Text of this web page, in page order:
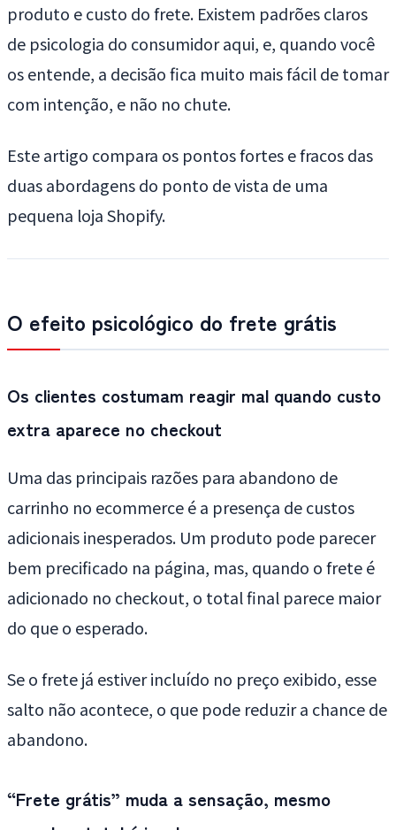
produto e custo do frete. Existem padrões claros
de psicologia do consumidor aqui, e, quando você
os entende, a decisão fica muito mais fácil de tomar
com intenção, e não no chute.
Este artigo compara os pontos fortes e fracos das
duas abordagens do ponto de vista de uma
pequena loja Shopify.
O efeito psicológico do frete grátis
Os clientes costumam reagir mal quando custo
extra aparece no checkout
Uma das principais razões para abandono de
carrinho no ecommerce é a presença de custos
adicionais inesperados. Um produto pode parecer
bem precificado na página, mas, quando o frete é
adicionado no checkout, o total final parece maior
do que o esperado.
Se o frete já estiver incluído no preço exibido, esse
salto não acontece, o que pode reduzir a chance de
abandono.
“Frete grátis” muda a sensação, mesmo